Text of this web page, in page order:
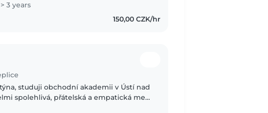
3 years
150,00 CZK/hr
studuji obchodní akademii v Ústí nad
spolehlivá, přátelská a empatická mezi